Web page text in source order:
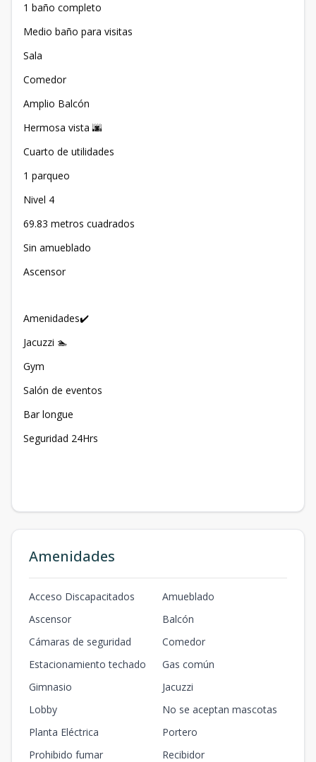
1 baño completo
Medio baño para visitas
Sala
Comedor
Amplio Balcón
Hermosa vista 🌆
Cuarto de utilidades
1 parqueo
Nivel 4
69.83 metros cuadrados
Sin amueblado
Ascensor
Amenidades✔️
Jacuzzi 🏊
Gym
Salón de eventos
Bar longue
Seguridad 24Hrs
Amenidades
Acceso Discapacitados
Amueblado
Ascensor
Balcón
Cámaras de seguridad
Comedor
Estacionamiento techado
Gas común
Gimnasio
Jacuzzi
Lobby
No se aceptan mascotas
Planta Eléctrica
Portero
Prohibido fumar
Recibidor